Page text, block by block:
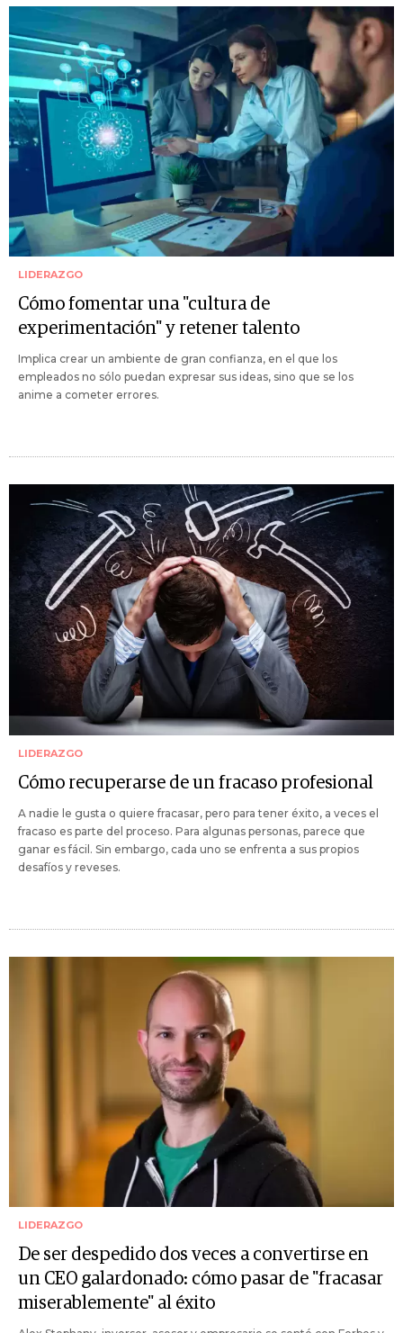
LIDERAZGO
Cómo fomentar una "cultura de
experimentación" y retener talento
Implica crear un ambiente de gran confianza, en el que los
empleados no sólo puedan expresar sus ideas, sino que se los
anime a cometer errores.
LIDERAZGO
Cómo recuperarse de un fracaso profesional
A nadie le gusta o quiere fracasar, pero para tener éxito, a veces el
fracaso es parte del proceso. Para algunas personas, parece que
ganar es fácil. Sin embargo, cada uno se enfrenta a sus propios
desafíos y reveses.
LIDERAZGO
De ser despedido dos veces a convertirse en
un CEO galardonado: cómo pasar de "fracasar
miserablemente" al éxito